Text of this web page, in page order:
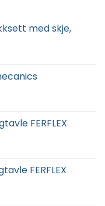
med skje,
FERFLEX
FERFLEX